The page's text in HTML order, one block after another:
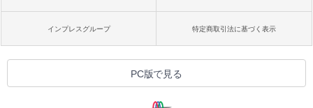
インプレスグループ 特定商取引法に基づく表示
PC版で見る